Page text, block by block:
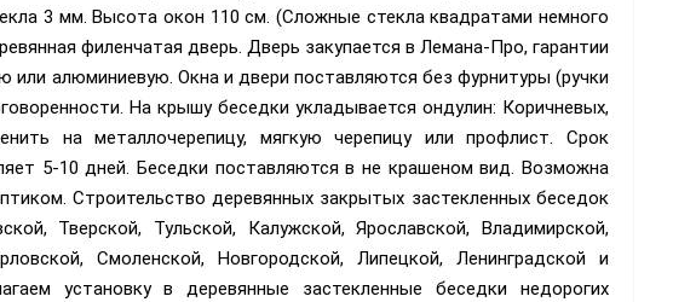
3 мм. Высота окон 110 см. (Сложные стекла квадратами немного
филенчатая дверь. Дверь закупается в Лемана-Про, гарантии
или алюминиевую. Окна и двери поставляются без фурнитуры (ручки
На крышу беседки укладывается ондулин: Коричневых,
на металлочерепицу, мягкую черепицу или профлист. Срок
5-10 дней. Беседки поставляются в не крашеном вид. Возможна
Строительство деревянных закрытых застекленных беседок
Тверской, Тульской, Калужской, Ярославской, Владимирской,
Смоленской, Новгородской, Липецкой, Ленинградской и
установку в деревянные застекленные беседки недорогих